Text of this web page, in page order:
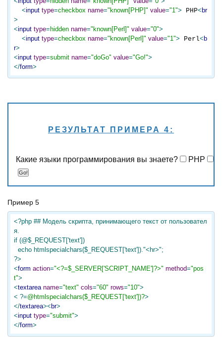
<input type=checkbox name="known[PHP]" value="1"> PHP< br
>
<input type= hidden name="known[Perl]" value="0">
<input type=checkbox name="known[Perl]" value="1"> Perl< b
r>
<input type=submit name="doGo" value="Go!">
</form>
РЕЗУЛЬТАТ ПРИМЕРА 4:
Какие языки программирования вы знаете? PHP
Пример 5
<?php ## Модель скрипта, принимающего текст от пользовател
я.
if (@$_REQUEST['text'])
?>
<form action="<?=$_SERVER['SCRIPT_NAME']?>" method="pos
t">
<textarea name="text" cols="60" rows="10">
< ?=@htmlspecialchars($_REQUEST['text'])?>
</textarea>< br>
<input type="submit">
</form>